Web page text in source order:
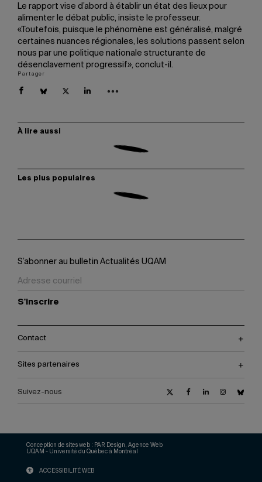
Le rapport vise d’abord à établir un état des lieux pour
alimenter le débat public, insiste le professeur.
«Toutefois, puisque le phénomène est généralisé, malgré
certaines nuances régionales, les solutions passent selon
nous par une politique nationale structurante de
désenclavement progressif», conclut-il.
Partager
À lire aussi
Les plus populaires
S’abonner au bulletin Actualités UQAM
S'inscrire
Contact
Sites partenaires
Suivez-nous
UQAM - Université du Québec à Montréal
Conception de sites web : PAR Design, Agence Web
ACCESSIBILITÉ WEB